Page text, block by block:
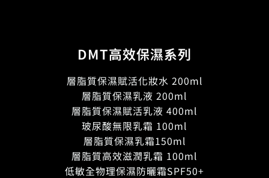
DMT高效保濕系列
層脂質保濕賦活化妝水 200ml
層脂質保濕乳液 200ml
層脂質保濕賦活乳液 400ml
玻尿酸無限乳霜 100ml
層脂質保濕乳霜150ml
層脂質高效滋潤乳霜 100ml
低敏全物理保濕防曬霜SPF50+